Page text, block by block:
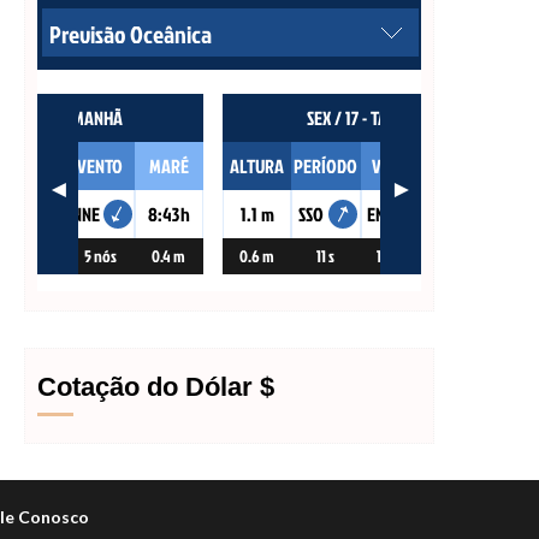
Cotação do Dólar $
Conosco